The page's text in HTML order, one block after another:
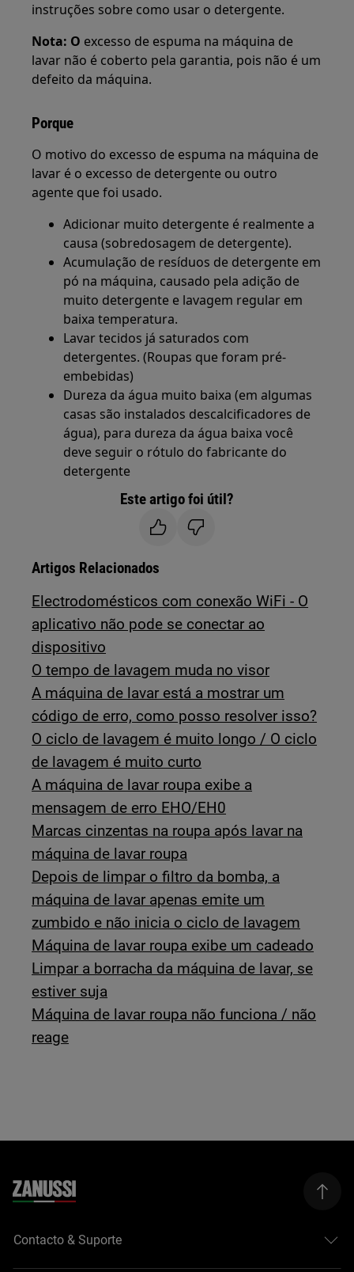
instruções sobre como usar o detergente.
Nota: O excesso de espuma na máquina de
lavar não é coberto pela garantia, pois não é um
defeito da máquina.
Porque
O motivo do excesso de espuma na máquina de
lavar é o excesso de detergente ou outro
agente que foi usado.
Adicionar muito detergente é realmente a
causa (sobredosagem de detergente).
Acumulação de resíduos de detergente em
pó na máquina, causado pela adição de
muito detergente e lavagem regular em
baixa temperatura.
Lavar tecidos já saturados com
detergentes. (Roupas que foram pré-
embebidas)
Dureza da água muito baixa (em algumas
casas são instalados descalcificadores de
água), para dureza da água baixa você
deve seguir o rótulo do fabricante do
detergente
Este artigo foi útil?
Artigos Relacionados
Electrodomésticos com conexão WiFi - O
aplicativo não pode se conectar ao
dispositivo
O tempo de lavagem muda no visor
A máquina de lavar está a mostrar um
código de erro, como posso resolver isso?
O ciclo de lavagem é muito longo / O ciclo
de lavagem é muito curto
A máquina de lavar roupa exibe a
mensagem de erro EHO/EH0
Marcas cinzentas na roupa após lavar na
máquina de lavar roupa
Depois de limpar o filtro da bomba, a
máquina de lavar apenas emite um
zumbido e não inicia o ciclo de lavagem
Máquina de lavar roupa exibe um cadeado
Limpar a borracha da máquina de lavar, se
estiver suja
Máquina de lavar roupa não funciona / não
reage
Contacto & Suporte